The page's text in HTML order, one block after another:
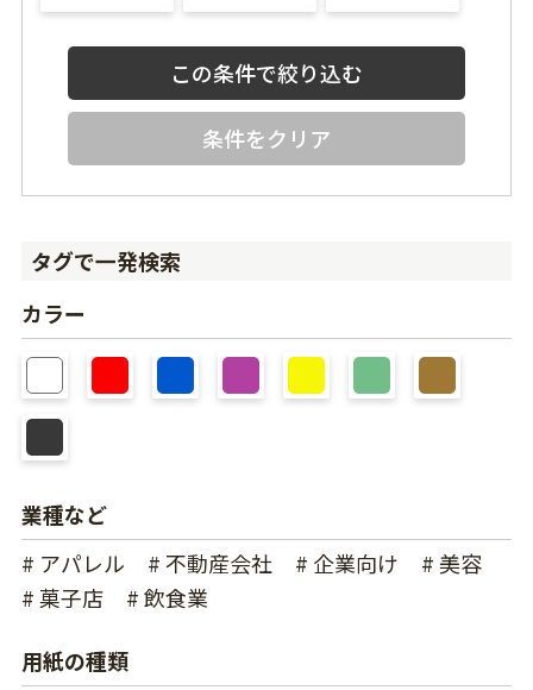
条件をクリア
タグで一発検索
カラー
業種など
# アパレル
# 不動産会社 # 企業向け
# 美容
# 菓子店
# 飲食業
用紙の種類